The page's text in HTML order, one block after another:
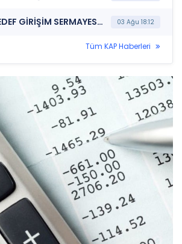
***HDFGS*** HEDEF GİRİŞİM SERMAYESİ YATIRIM ORTAKLIĞI A.Ş. (Faaliyet Raporu (Konsolide Olmayan)) 03 Ağu 18:12
Tüm KAP Haberleri